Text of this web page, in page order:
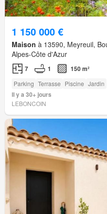
1 150 000 €
Maison à 13590, Meyreuil,
Alpes-Côte d'Azur
7 1 150 m²
Parking Terrasse Piscine Jardin
Il y a 30+ jours
LEBONCOIN